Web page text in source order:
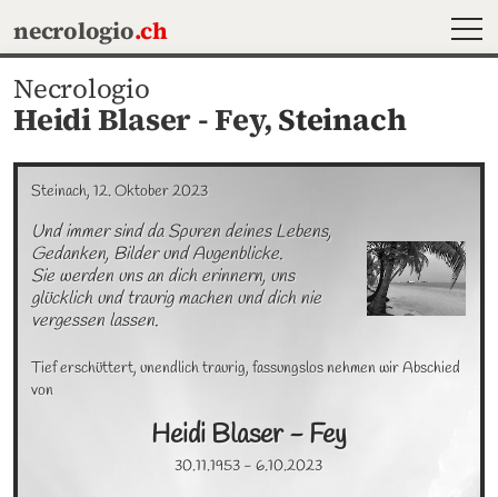
necrologio.ch
Necrologio
Heidi Blaser - Fey,Steinach
Steinach, 12. Oktober 2023
Und immer sind da Spuren deines Lebens,
Gedanken, Bilder und Augenblicke.
Sie werden uns an dich erinnern, uns
glücklich und traurig machen und dich nie
vergessen lassen.
Tief erschüttert, unendlich traurig, fassungslos nehmen wir Abschied
von
Heidi Blaser - Fey
30.11.1953 -6.10.2023